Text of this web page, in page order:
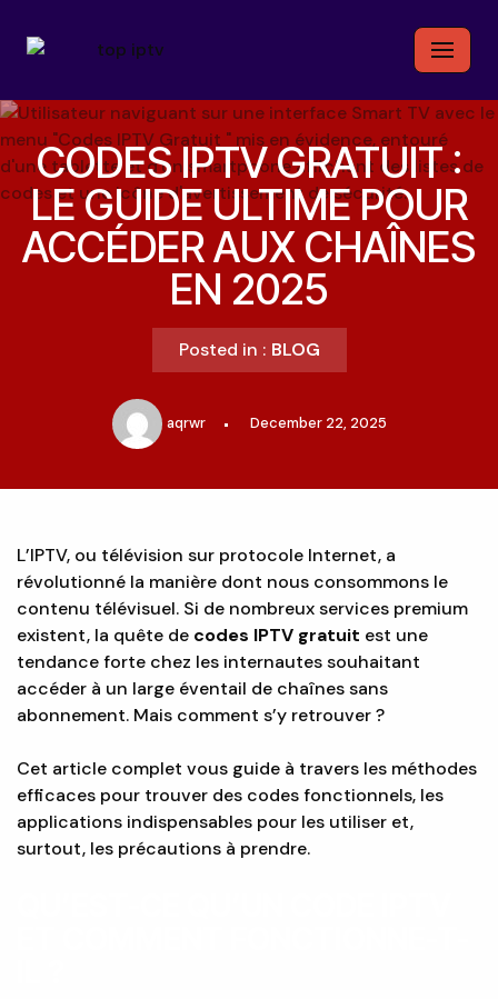
Skip
content
CODES IPTV GRATUIT :
LE GUIDE ULTIME POUR
ACCÉDER AUX CHAÎNES
EN 2025
Posted in : BLOG
aqrwr December 22, 2025
L’IPTV, ou télévision sur protocole Internet, a
révolutionné la manière dont nous consommons le
contenu télévisuel. Si de nombreux services premium
existent, la quête de codes IPTV gratuit est une
tendance forte chez les internautes souhaitant
accéder à un large éventail de chaînes sans
abonnement. Mais comment s’y retrouver ?
Cet article complet vous guide à travers les méthodes
efficaces pour trouver des codes fonctionnels, les
applications indispensables pour les utiliser et,
surtout, les précautions à prendre.